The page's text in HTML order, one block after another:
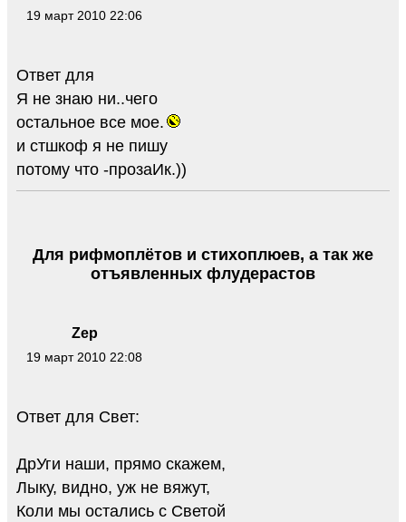
19 март 2010 22:06
Ответ для
Я не знаю ни..чего
остальное все мое.
и стшкоф я не пишу
потому что -прозаИк.))
Zep
19 март 2010 22:08
Для рифмоплётов и стихоплюев, а так же
отъявленных флудерастов
Ответ для Свет:
ДрУги наши, прямо скажем,
Лыку, видно, уж не вяжут,
Коли мы остались с Светой